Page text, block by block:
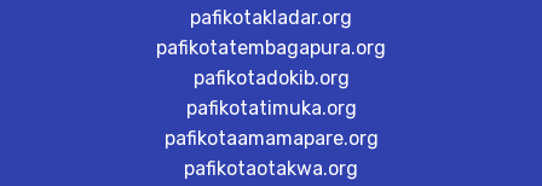
pafikotakladar.org
pafikotatembagapura.org
pafikotadokib.org
pafikotatimuka.org
pafikotaamamapare.org
pafikotaotakwa.org